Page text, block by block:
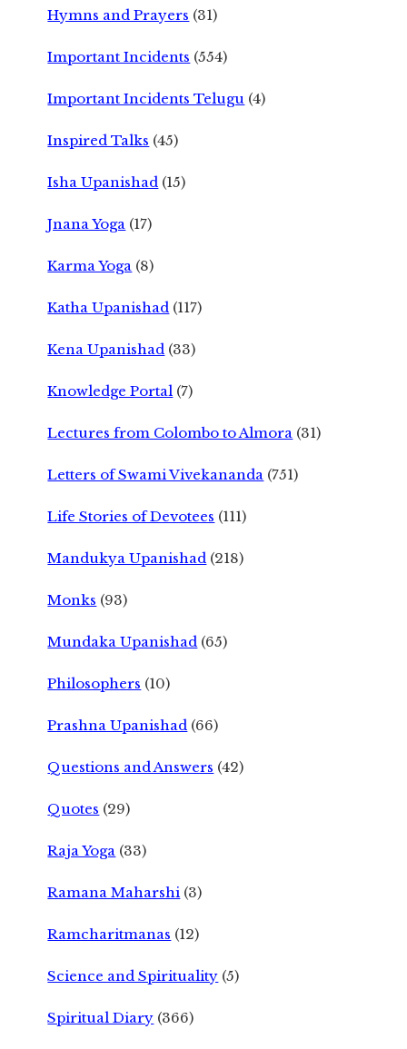
Hymns and Prayers (31)
Important Incidents (554)
Important Incidents Telugu (4)
Inspired Talks (45)
Isha Upanishad (15)
Jnana Yoga (17)
Karma Yoga (8)
Katha Upanishad (117)
Kena Upanishad (33)
Knowledge Portal (7)
Lectures from Colombo to Almora (31)
Letters of Swami Vivekananda (751)
Life Stories of Devotees (111)
Mandukya Upanishad (218)
Monks (93)
Mundaka Upanishad (65)
Philosophers (10)
Prashna Upanishad (66)
Questions and Answers (42)
Quotes (29)
Raja Yoga (33)
Ramana Maharshi (3)
Ramcharitmanas (12)
Science and Spirituality (5)
Spiritual Diary (366)